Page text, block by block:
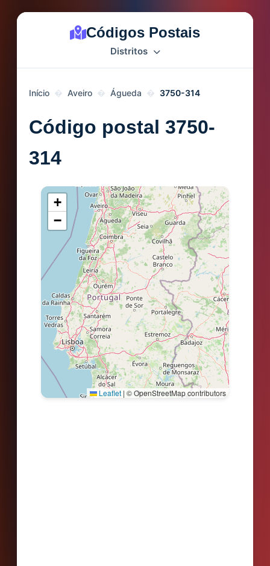
Códigos Postais
Distritos
Início Aveiro Águeda 3750-314
Código postal 3750-
314
+
−
Leaflet | © OpenStreetMap contributors